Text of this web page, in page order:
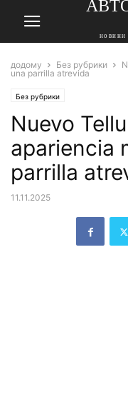
новини
додому Без рубрики
una parrilla atrevida
Без рубрики
Nuevo
apariencia
parrilla
11.11.2025